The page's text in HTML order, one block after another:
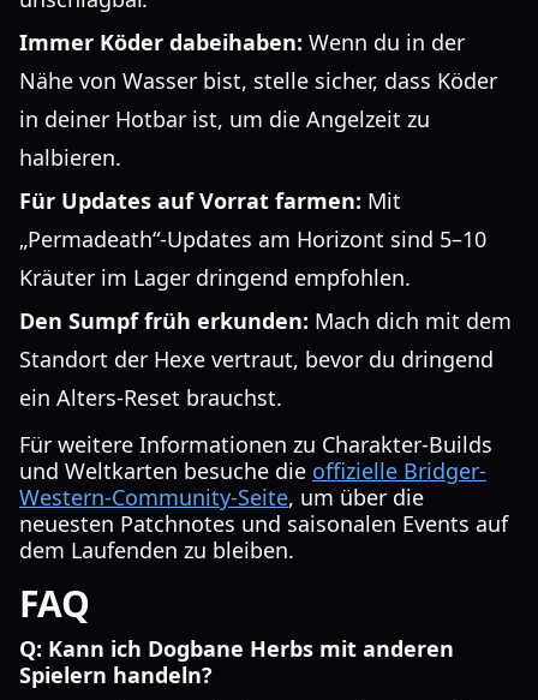
Immer Köder dabeihaben: Wenn du in der
Nähe von Wasser bist, stelle sicher, dass Köder
in deiner Hotbar ist, um die Angelzeit zu
halbieren.
Für Updates auf Vorrat farmen: Mit
„Permadeath“-Updates am Horizont sind 5–10
Kräuter im Lager dringend empfohlen.
Den Sumpf früh erkunden: Mach dich mit dem
Standort der Hexe vertraut, bevor du dringend
ein Alters-Reset brauchst.
Für weitere Informationen zu Charakter-Builds
und Weltkarten besuche die offizielle Bridger-
Western-Community-Seite, um über die
neuesten Patchnotes und saisonalen Events auf
dem Laufenden zu bleiben.
FAQ
Q: Kann ich Dogbane Herbs mit anderen
Spielern handeln?